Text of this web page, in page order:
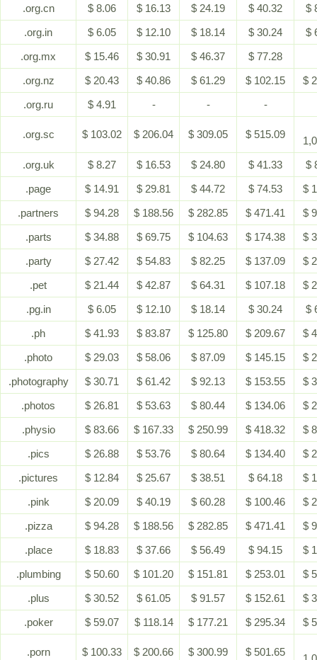
.org.cn
$ 8.06 $ 16.13 $ 24.19 $ 40.32
$
.org.in
$ 6.05 $ 12.10 $ 18.14 $ 30.24
$
.org.mx
$ 15.46 $ 30.91 $ 46.37
$ 77.28
.org.nz
$ 20.43 $ 40.86 $ 61.29 $ 102.15
$
.org.ru
$ 4.91 - - -
.org.sc $ 103.02 $ 206.04 $ 309.05 $ 515.09
.org.uk
$ 8.27 $ 16.53 $ 24.80 $ 41.33
$
.page
$ 14.91 $ 29.81 $ 44.72 $ 74.53
$
.partners
$ 94.28 $ 188.56 $ 282.85 $ 471.41
$
.parts
$ 34.88 $ 69.75 $ 104.63 $ 174.38
$
.party
$ 27.42 $ 54.83 $ 82.25 $ 137.09
$
.pet
$ 21.44 $ 42.87 $ 64.31 $ 107.18
$
.pg.in
$ 6.05 $ 12.10 $ 18.14 $ 30.24
$
.ph
$ 41.93 $ 83.87 $ 125.80 $ 209.67
$
.photo
$ 29.03 $ 58.06 $ 87.09 $ 145.15
$
.photography
$ 30.71 $ 61.42 $ 92.13 $ 153.55
$
.photos
$ 26.81 $ 53.63 $ 80.44 $ 134.06
$
.physio
$ 83.66 $ 167.33 $ 250.99 $ 418.32
$
.pics
$ 26.88 $ 53.76 $ 80.64 $ 134.40
$
.pictures
$ 12.84 $ 25.67 $ 38.51 $ 64.18
$
.pink
$ 20.09 $ 40.19 $ 60.28 $ 100.46
$
.pizza
$ 94.28 $ 188.56 $ 282.85 $ 471.41
$
.place
$ 18.83 $ 37.66 $ 56.49 $ 94.15
$
.plumbing
$ 50.60 $ 101.20 $ 151.81 $ 253.01
$
.plus
$ 30.52 $ 61.05 $ 91.57 $ 152.61
$
.poker
$ 59.07 $ 118.14 $ 177.21 $ 295.34 $
.porn $ 100.33 $ 200.66 $ 300.99 $ 501.65